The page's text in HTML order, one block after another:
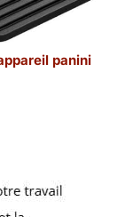
panini